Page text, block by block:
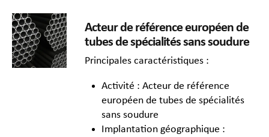
Acteur de référence européen de
tubes de spécialités sans soudure
Principales caractéristiques :
Activité : Acteur de référence
européen de tubes de spécialités
sans soudure
Implantation géographique :